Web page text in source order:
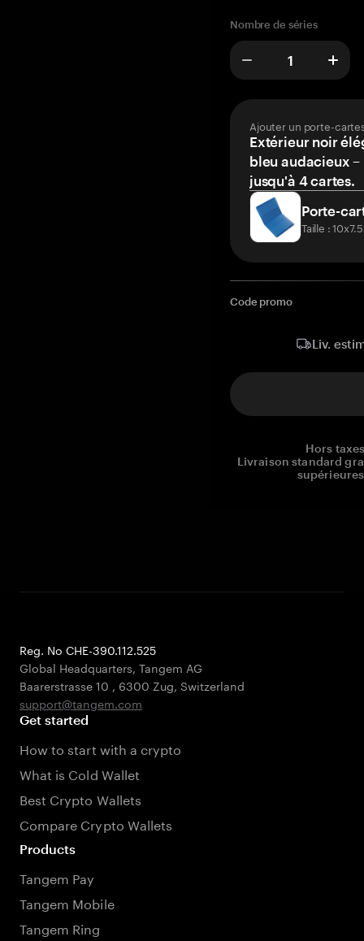
Nombre de séries
Ajouter un porte-
Extérieur noir
bleu audacieux
jusqu'à 4 cartes.
Porte-
Taille :
Code promo
Liv.
Hors
Livraison standard
Reg. No CHE-390.112.525
Global Headquarters, Tangem AG
Baarerstrasse 10 , 6300 Zug, Switzerland
support@tangem.com
Get started
How to start with a crypto
What is Cold Wallet
Best Crypto Wallets
Compare Crypto Wallets
Products
Tangem Pay
Tangem Mobile
Tangem Ring